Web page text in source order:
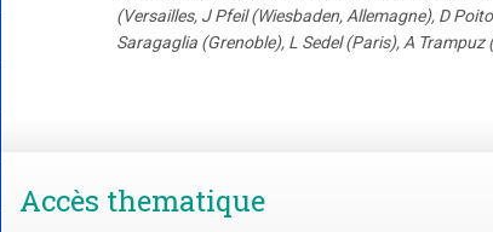
(Versailles, J Pfeil (Wiesbaden, Allemagne), D
Saragaglia (Grenoble), L Sedel (Paris), A
Accès thematique